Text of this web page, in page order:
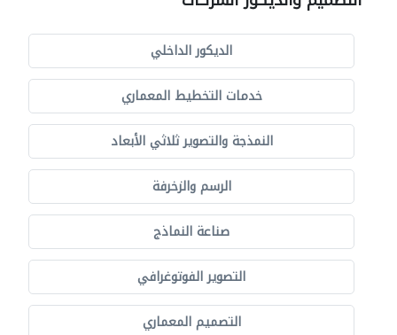
الديكور الداخلي
خدمات التخطيط المعماري
النمذجة والتصوير ثلاثي الأبعاد
الرسم والزخرفة
صناعة النماذج
التصوير الفوتوغرافي
التصميم المعماري